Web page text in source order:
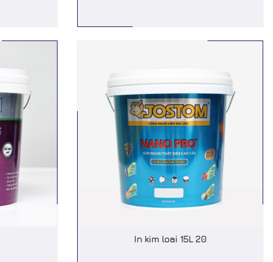
In kim loai 15L 20